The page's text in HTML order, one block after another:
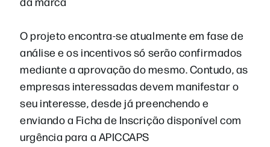
O projeto encontra-se atualmente em fase de
análise e os incentivos só serão confirmados
mediante a aprovação do mesmo. Contudo, as
empresas interessadas devem manifestar o
seu interesse, desde já preenchendo e
enviando a Ficha de Inscrição disponível com
urgência para a APICCAPS